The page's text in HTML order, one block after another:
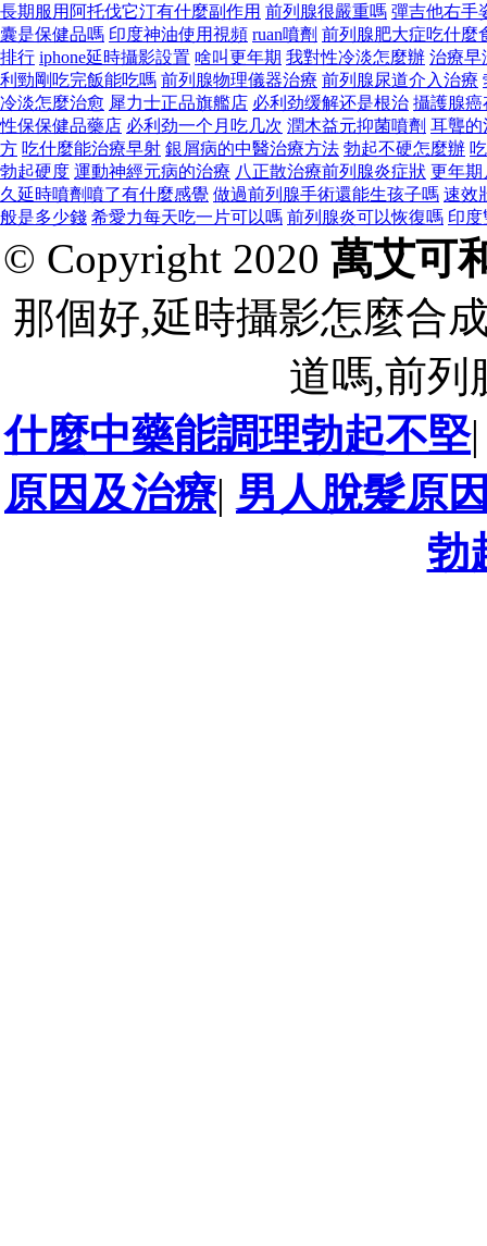
長期服用阿托伐它汀有什麼副作用 前列腺很嚴重嗎 彈吉他右手
囊是保健品嗎 印度神油使用視頻 ruan噴劑 前列腺肥大症吃什麼
排行 iphone延時攝影設置 啥叫更年期 我對性冷淡怎麼辦 治療早
利勁剛吃完飯能吃嗎 前列腺物理儀器治療 前列腺尿道介入治療
冷淡怎麼治愈 犀力士正品旗艦店 必利劲缓解还是根治 攝護腺癌
性保保健品藥店 必利劲一个月吃几次 潤木益元抑菌噴劑 耳聾的
方 吃什麼能治療早射 銀屑病的中醫治療方法 勃起不硬怎麼辦
勃起硬度 運動神經元病的治療 八正散治療前列腺炎症狀 更年期
久延時噴劑噴了有什麼感覺 做過前列腺手術還能生孩子嗎 速效
般是多少錢 希愛力每天吃一片可以嗎 前列腺炎可以恢復嗎 印度
© Copyright 2020 萬艾可
那個好,延時攝影怎麼合
道嗎,前列
什麼中藥能調理勃起不堅
原因及治療| 男人脫髮原
勃